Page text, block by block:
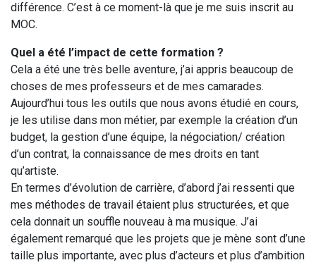
différence. C’est à ce moment-là que je me suis inscrit au
MOC.
Quel a été l’impact de cette formation ?
Cela a été une très belle aventure, j’ai appris beaucoup de
choses de mes professeurs et de mes camarades.
Aujourd’hui tous les outils que nous avons étudié en cours,
je les utilise dans mon métier, par exemple la création d’un
budget, la gestion d’une équipe, la négociation/ création
d’un contrat, la connaissance de mes droits en tant
qu’artiste.
En termes d’évolution de carrière, d’abord j’ai ressenti que
mes méthodes de travail étaient plus structurées, et que
cela donnait un souffle nouveau à ma musique. J’ai
également remarqué que les projets que je mène sont d’une
taille plus importante, avec plus d’acteurs et plus d’ambition